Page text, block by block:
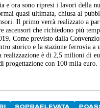
e ora sono ripresi i lavori della
quasi ultimata, chiusa al
.Il primo verrà realizzato a
ascensori che richiedono più
Come previsto dalla
storico e la stazione ferrovia a
è di 2,5 milioni di
progettazione con 100 mila euro.
SOPRAELEVATA